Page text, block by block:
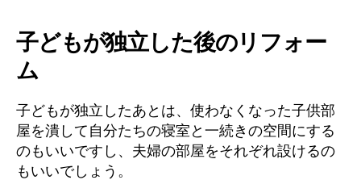
子どもが独立した後のリフォー
ム
子どもが独立したあとは、使わなくなった子供部
屋を潰して自分たちの寝室と一続きの空間にする
のもいいですし、夫婦の部屋をそれぞれ設けるの
もいいでしょう。